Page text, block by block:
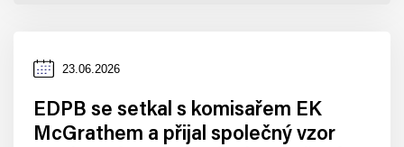
Datum
23.06.2026
EDPB se setkal s komisařem EK
McGrathem a přijal společný vzor